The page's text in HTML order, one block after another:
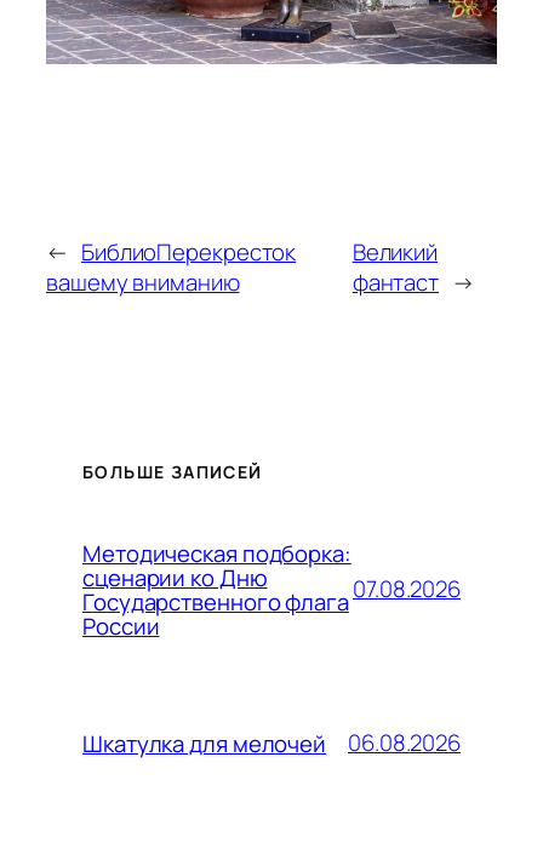
← БиблиоПерекресток
вашему вниманию
Великий
фантаст →
БОЛЬШЕ ЗАПИСЕЙ
Методическая подборка:
сценарии ко Дню
Государственного флага
России
07.08.2026
Шкатулка для мелочей 06.08.2026